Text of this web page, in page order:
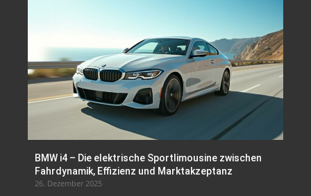
BMW i4 – Die elektrische Sportlimousine zwischen
Fahrdynamik, Effizienz und Marktakzeptanz
26. Dezember 2025